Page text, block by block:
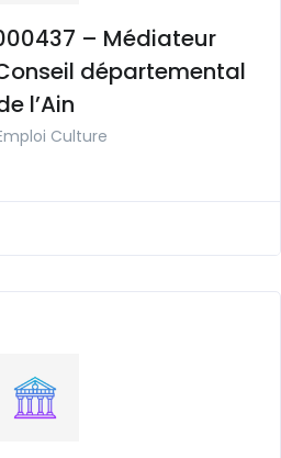
– Médiateur
départemental
l’Ain
Culture